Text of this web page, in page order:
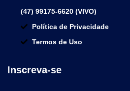
(47) 99175-6620 (VIVO)
Política de Privacidade
Termos de Uso
Inscreva-se